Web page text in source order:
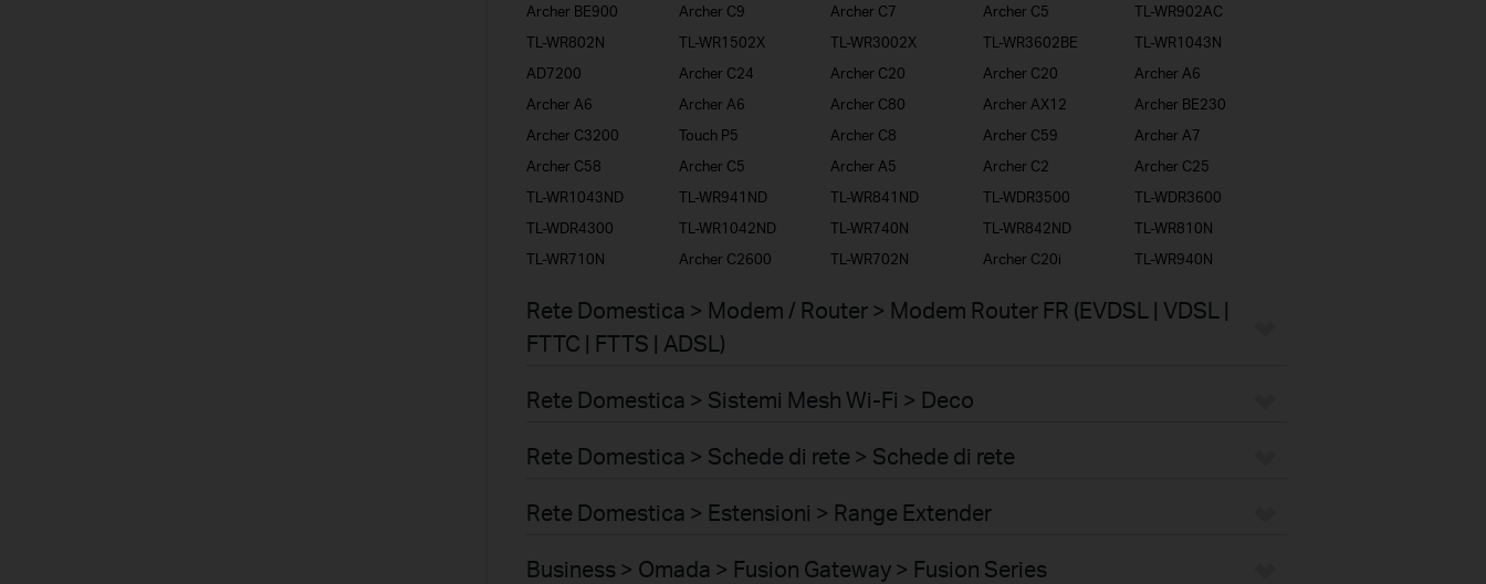
Archer BE900
Archer C9 Archer C7 Archer C5
TL-WR902AC
TL-WR802N
TL-WR1502X TL-WR3002X TL-WR3602BE
TL-WR1043N
AD7200
Archer C24 Archer C20 Archer C20
Archer A6
Archer A6
Archer A6 Archer C80 Archer AX12
Archer BE230
Archer C3200
Touch P5 Archer C8 Archer C59
Archer A7
Archer C58
Archer C5 Archer A5 Archer C2
Archer C25
TL-WR1043ND
TL-WR941ND TL-WR841ND TL-WDR3500
TL-WDR3600
TL-WDR4300
TL-WR1042ND TL-WR740N TL-WR842ND
TL-WR810N
TL-WR710N
Archer C2600 TL-WR702N Archer C20i TL-WR940N
Rete Domestica > Modem / Router > Modem Router FR (EVDSL | VDSL |
FTTC | FTTS | ADSL)
Rete Domestica > Sistemi Mesh Wi-Fi > Deco
Rete Domestica > Schede di rete > Schede di rete
Rete Domestica > Estensioni > Range Extender
Business > Omada > Fusion Gateway > Fusion Series